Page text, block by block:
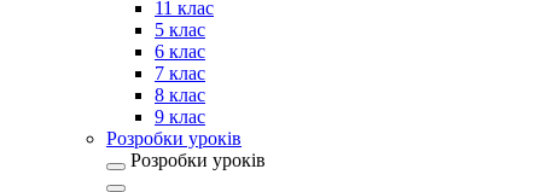
11 клас
5 клас
6 клас
7 клас
8 клас
9 клас
Розробки уроків
Розробки уроків